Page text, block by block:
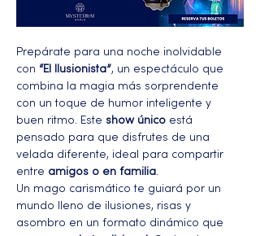
Prepárate para una noche inolvidable
con “El Ilusionista”, un espectáculo que
combina la magia más sorprendente
con un toque de humor inteligente y
buen ritmo. Este show único está
pensado para que disfrutes de una
velada diferente, ideal para compartir
entre amigos o en familia.
Un mago carismático te guiará por un
mundo lleno de ilusiones, risas y
asombro en un formato dinámico que